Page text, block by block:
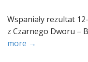
Wspaniały rezultat
z Czarnego Dworu –
more →